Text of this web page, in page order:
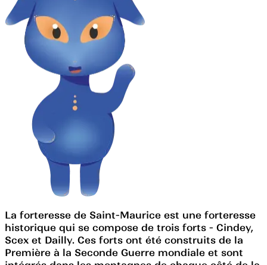
La forteresse de Saint-Maurice est une forteresse
historique qui se compose de trois forts - Cindey,
Scex et Dailly. Ces forts ont été construits de la
Première à la Seconde Guerre mondiale et sont